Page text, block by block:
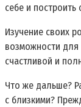
себе и построить
Изучение своих
возможности для
счастливой и
Что же дальше?
с близкими?